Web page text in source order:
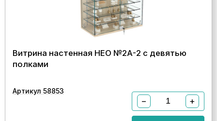
Витрина настенная НЕО №2А-2 с девятью
полками
Артикул 58853
− +